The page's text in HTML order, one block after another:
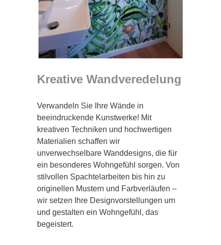
Kreative Wandveredelung
Verwandeln Sie Ihre Wände in
beeindruckende Kunstwerke! Mit
kreativen Techniken und hochwertigen
Materialien schaffen wir
unverwechselbare Wanddesigns, die für
ein besonderes Wohngefühl sorgen. Von
stilvollen Spachtelarbeiten bis hin zu
originellen Mustern und Farbverläufen –
wir setzen Ihre Designvorstellungen um
und gestalten ein Wohngefühl, das
begeistert.